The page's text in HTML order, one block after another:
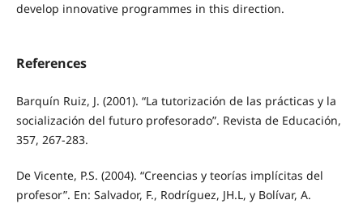
develop innovative programmes in this direction.
References
Barquín Ruiz, J. (2001). “La tutorización de las prácticas y la
socialización del futuro profesorado”. Revista de Educación,
357, 267-283.
De Vicente, P.S. (2004). “Creencias y teorías implícitas del
profesor”. En: Salvador, F., Rodríguez, JH.L, y Bolívar, A.